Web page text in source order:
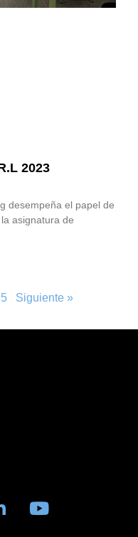
2023
desempeña el papel de
asignatura de
5 Siguiente »